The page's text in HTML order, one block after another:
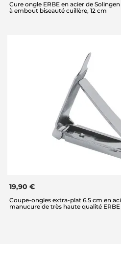
Cure ongle ERBE en acier de
à embout biseauté cuillère, 12 cm
19,90 €
Coupe-ongles extra-plat 6.5 cm en
manucure de très haute qualité ERBE